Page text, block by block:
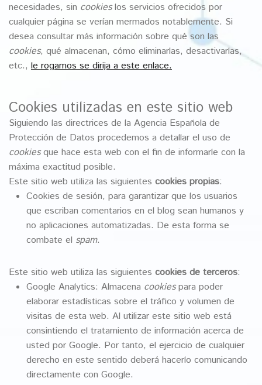
necesidades, sin cookieslos servicios ofrecidos por
cualquier página se verían mermados notablemente. Si
desea consultar más información sobre qué son las
cookies, qué almacenan, cómo eliminarlas, desactivarlas,
etc., le rogamos se dirija a este enlace.
Cookies utilizadas en este sitio web
Siguiendo las directrices de la Agencia Española de
Protección de Datos procedemos a detallar el uso de
cookiesque hace esta web con el fin de informarle con la
máxima exactitud posible.
Este sitio web utiliza las siguientes cookies propias:
Cookies de sesión, para garantizar que los usuarios
que escriban comentarios en el blog sean humanos y
no aplicaciones automatizadas. De esta forma se
combate el spam.
Este sitio web utiliza las siguientes cookies de terceros:
Google Analytics: Almacena cookiespara poder
elaborar estadísticas sobre el tráfico y volumen de
visitas de esta web. Al utilizar este sitio web está
consintiendo el tratamiento de información acerca de
usted por Google. Por tanto, el ejercicio de cualquier
derecho en este sentido deberá hacerlo comunicando
directamente con Google.